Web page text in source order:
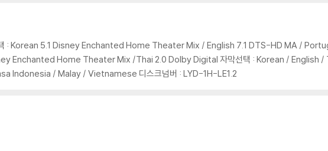
경우가 있으며, 상품의 불량이 아닙니다. 단, 재생에 이상이 있는 경우에는 불량으로 인한 반품
시의 동영상을 요청할 수 있으며, 동영상이 없는 경우 교환/반품이 제한될 수 있습니다.
운임비 부담 후 처리 가능합니다.
태 확인 후 진행이 가능합니다. 택배 이동 중 파손이 발생하지 않도록 완충 포장을 부탁드립니다.
(52'36")
(1'52")
: Korean 5.1 Disney Enchanted Home Theater Mix / English 7.1 DTS-HD MA /
Enchanted Home Theater Mix /Thai 2.0 Dolby Digital 자막선택 : Korean / English /
/ Malay / Vietnamese 디스크넘버 : LYD-1H-LE1.2